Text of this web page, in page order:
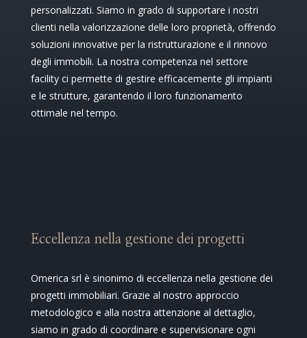
personalizzati. Siamo in grado di supportare i nostri
clienti nella valorizzazione delle loro proprietà, offrendo
soluzioni innovative per la ristrutturazione e il rinnovo
degli immobili. La nostra competenza nel settore
facility ci permette di gestire efficacemente gli impianti
e le strutture, garantendo il loro funzionamento
ottimale nel tempo.
Eccellenza nella gestione dei progetti
Omerica srl è sinonimo di eccellenza nella gestione dei
progetti immobiliari. Grazie al nostro approccio
metodologico e alla nostra attenzione al dettaglio,
siamo in grado di coordinare e supervisionare ogni